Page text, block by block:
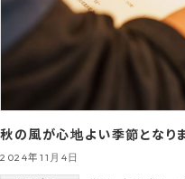
秋の風が心地よい季節となり
2024年11月4日